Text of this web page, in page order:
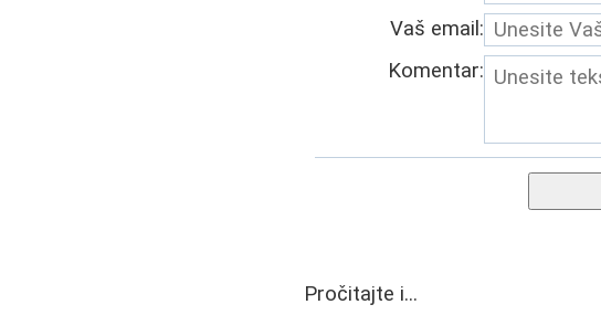
Vaš email:
Komentar:
Pročitajte i...